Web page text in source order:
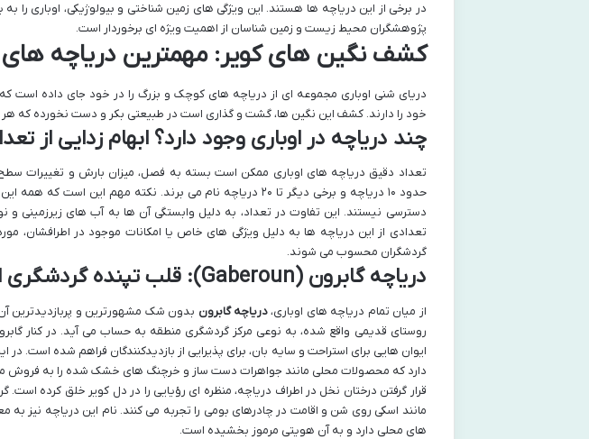
در برخی از این دریاچه ها هستند. این ویژگی های زمین شناختی و بیولوژیکی، اوباری را
پژوهشگران محیط زیست و زمین شناسان از اهمیت ویژه ای برخوردار است.
کشف نگین های کویر: مهمترین دریاچه های
دریای شنی اوباری مجموعه ای از دریاچه های کوچک و بزرگ را در خود جای داده است
خود را دارند. کشف این نگین ها، گشت و گذاری است در طبیعتی بکر و دست نخورده که
چند دریاچه در اوباری وجود دارد؟ ابهام زدایی از
تعداد دقیق دریاچه های اوباری ممکن است بسته به فصل، میزان بارش و تغییرات سطح
حدود ۱۰ دریاچه و برخی دیگر تا ۲۰ دریاچه نام می برند. نکته مهم
دسترسی نیستند. این تفاوت در تعداد، به دلیل وابستگی آن ها به آب های زیرزمینی
تعدادی از این دریاچه ها به دلیل ویژگی های خاص یا امکانات موجود در اطرافشان،
گردشگران محسوب می شوند.
دریاچه گابرون (Gaberoun): قلب تپنده گردشگری اوباری
از میان تمام دریاچه های اوباری،دریاچه گابرون بدون شک مشهورترین و پربازدیدترین
روستای قدیمی واقع شده، به نوعی مرکز گردشگری منطقه به حساب می آید. در کنار
ایوان هایی برای استراحت و سایه بان، برای پذیرایی از بازدیدکنندگان فراهم شده است.
دارد که محصولات محلی مانند جواهرات دست ساز و خرچنگ های خشک شده را به فروش
قرار گرفتن درختان نخل در اطراف دریاچه، منظره ای رؤیایی را در دل کویر خلق کرده
مانند اسکی روی شن و اقامت در چادرهای بومی را تجربه می کنند. نام این دریاچه نیز به
های محلی دارد و به آن هویتی مرموز بخشیده است.